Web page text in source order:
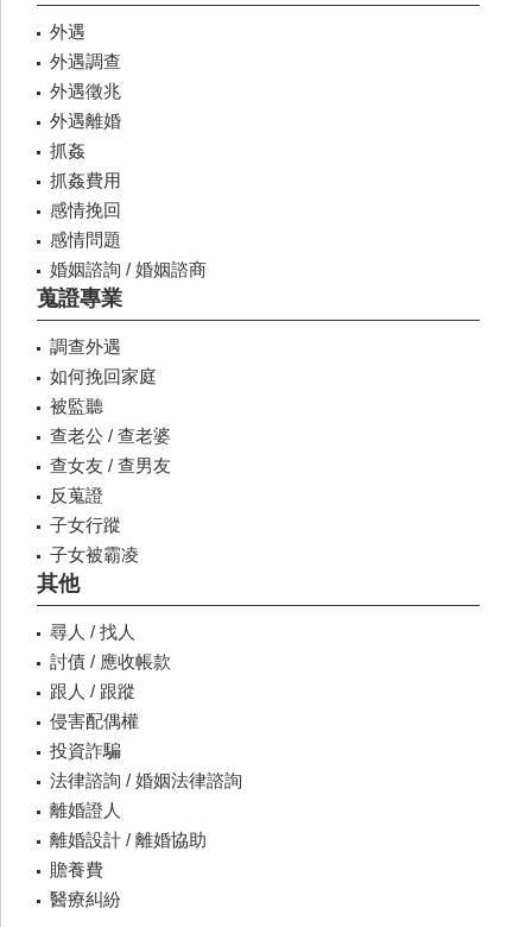
外遇
外遇調查
外遇徵兆
外遇離婚
抓姦
抓姦費用
感情挽回
感情問題
婚姻諮詢 / 婚姻諮商
蒐證專業
調查外遇
如何挽回家庭
被監聽
查老公 / 查老婆
查女友 / 查男友
反蒐證
子女行蹤
子女被霸凌
其他
尋人 / 找人
討債 / 應收帳款
跟人 / 跟蹤
侵害配偶權
投資詐騙
法律諮詢 / 婚姻法律諮詢
離婚證人
離婚設計 / 離婚協助
贍養費
醫療糾紛